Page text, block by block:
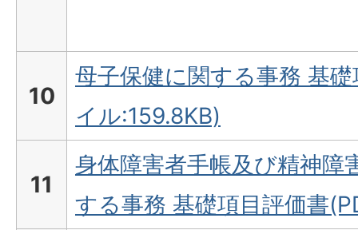
10
母子保健に関する事務 基
イル:159.8KB)
11
身体障害者手帳及び精神障
する事務 基礎項目評価書